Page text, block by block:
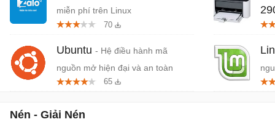
miễn phí trên Linux
70
Ubuntu - Hệ điều hành mã
nguồn mở hiện đại và an toàn
65
Nén - Giải Nén